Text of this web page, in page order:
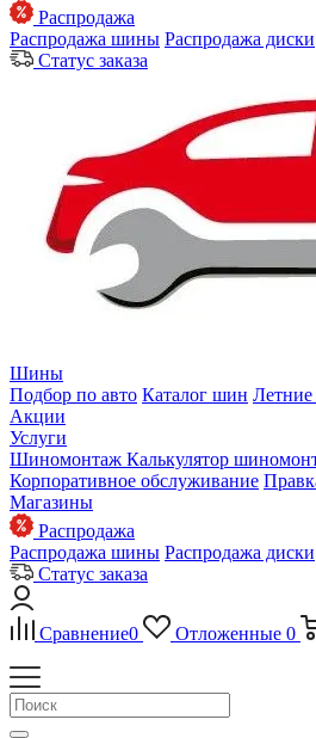
Распродажа
Распродажа шины Распродажа диски
Статус заказа
Шины
Подбор по авто Каталог шин
Акции
Услуги
Шиномонтаж Калькулятор
Корпоративное обслуживание
Магазины
Распродажа
Распродажа шины Распродажа диски
Статус заказа
Сравнение0 Отложенные 0